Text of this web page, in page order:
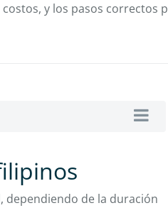
y los pasos correctos
dependiendo de la duración